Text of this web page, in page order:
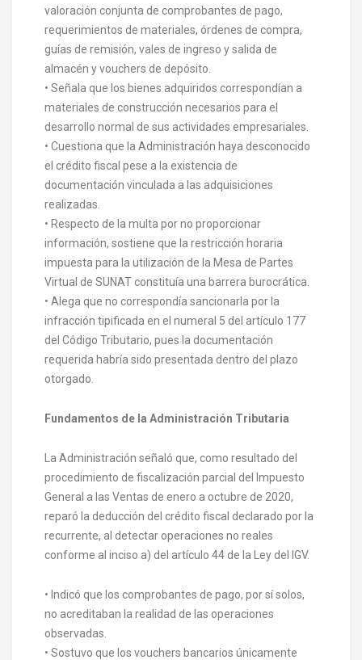
valoración conjunta de comprobantes de pago,
requerimientos de materiales, órdenes de compra,
guías de remisión, vales de ingreso y salida de
almacén y vouchers de depósito.
• Señala que los bienes adquiridos correspondían a
materiales de construcción necesarios para el
desarrollo normal de sus actividades empresariales.
• Cuestiona que la Administración haya desconocido
el crédito fiscal pese a la existencia de
documentación vinculada a las adquisiciones
realizadas.
• Respecto de la multa por no proporcionar
información, sostiene que la restricción horaria
impuesta para la utilización de la Mesa de Partes
Virtual de SUNAT constituía una barrera burocrática.
• Alega que no correspondía sancionarla por la
infracción tipificada en el numeral 5 del artículo 177
del Código Tributario, pues la documentación
requerida habría sido presentada dentro del plazo
otorgado.
Fundamentos de la Administración Tributaria
La Administración señaló que, como resultado del
procedimiento de fiscalización parcial del Impuesto
General a las Ventas de enero a octubre de 2020,
reparó la deducción del crédito fiscal declarado por la
recurrente, al detectar operaciones no reales
conforme al inciso a) del artículo 44 de la Ley del IGV.
• Indicó que los comprobantes de pago, por sí solos,
no acreditaban la realidad de las operaciones
observadas.
• Sostuvo que los vouchers bancarios únicamente